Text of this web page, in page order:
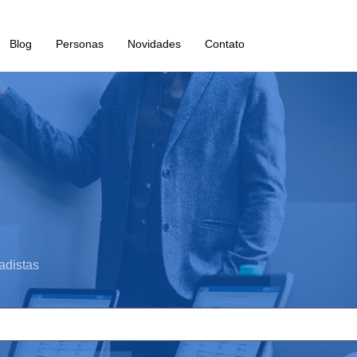
Blog Personas Novidades Contato